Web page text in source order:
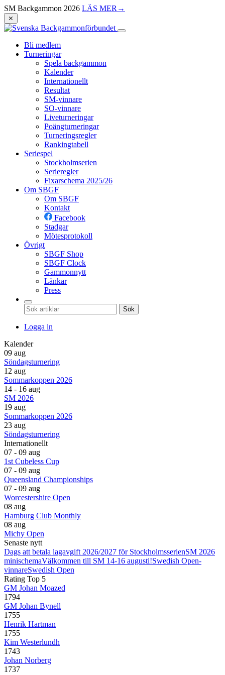
SM Backgammon 2026 LÄS MER →
⨯
Bli medlem
Turneringar
Spela backgammon
Kalender
Internationellt
Resultat
SM-vinnare
SO-vinnare
Liveturneringar
Poängturneringar
Turneringsregler
Rankingtabell
Seriespel
Stockholmserien
Serieregler
Fixarschema 2025/26
Om SBGF
Om SBGF
Kontakt
Facebook
Stadgar
Mötesprotokoll
Övrigt
SBGF Shop
SBGF Clock
Gammonnytt
Länkar
Press
Sök
Logga in
Kalender
09 aug
Söndagsturnering
12 aug
Sommarkoppen 2026
14 - 16 aug
SM 2026
19 aug
Sommarkoppen 2026
23 aug
Söndagsturnering
Internationellt
07 - 09 aug
1st Cubeless Cup
07 - 09 aug
Queensland Championships
07 - 09 aug
Worcestershire Open
08 aug
Hamburg Club Monthly
08 aug
Michy Open
Senaste nytt
Dags att betala lagavgift 2026/2027 för StockholmsserienSM 2026
minischemaVälkommen till SM 14-16 augusti!Swedish Open-
vinnareSwedish Open
Rating Top 5
GM Johan Moazed
1794
GM Johan Bynell
1755
Henrik Hartman
1755
Kim Westerlundh
1743
Johan Norberg
1737